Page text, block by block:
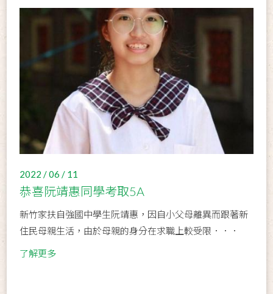
2022 / 06 / 11
恭喜阮靖惠同學考取5A
新竹家扶自強國中學生阮靖惠，因自小父母離異而跟著新
住民母親生活，由於母親的身分在求職上較受限．．．
了解更多